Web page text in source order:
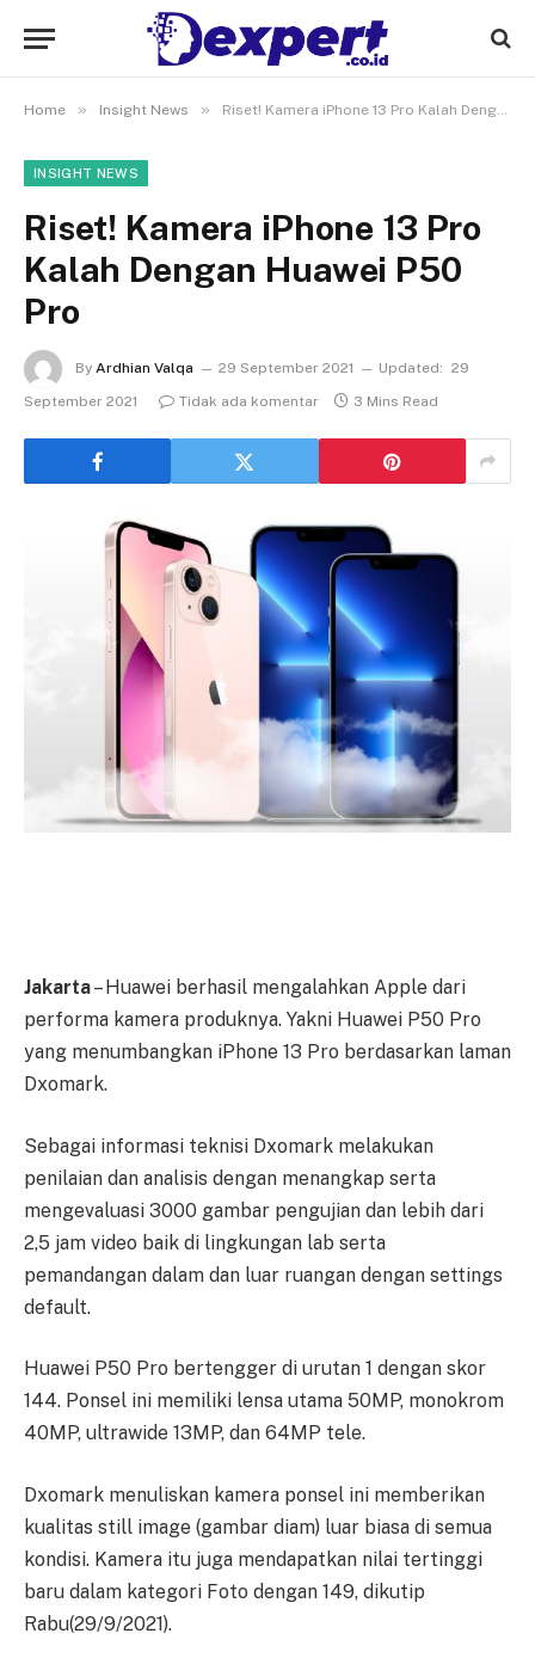
Home » Insight News » Riset! Kamera iPhone 13 Pro Kalah Dengan Huawei P50 Pro
INSIGHT NEWS
Riset! Kamera iPhone 13 Pro
Kalah Dengan Huawei P50
Pro
By Ardhian Valqa 29 September 2021 Updated: 29
September 2021
Tidak ada komentar 3 Mins Read
Jakarta– Huawei berhasil mengalahkan Apple dari
performa kamera produknya. Yakni Huawei P50 Pro
yang menumbangkan iPhone 13 Pro berdasarkan laman
Dxomark.
Sebagai informasi teknisi Dxomark melakukan
penilaian dan analisis dengan menangkap serta
mengevaluasi 3000 gambar pengujian dan lebih dari
2,5 jam video baik di lingkungan lab serta
pemandangan dalam dan luar ruangan dengan settings
default.
Huawei P50 Pro bertengger di urutan 1 dengan skor
144. Ponsel ini memiliki lensa utama 50MP, monokrom
40MP, ultrawide 13MP, dan 64MP tele.
Dxomark menuliskan kamera ponsel ini memberikan
kualitas still image (gambar diam) luar biasa di semua
kondisi. Kamera itu juga mendapatkan nilai tertinggi
baru dalam kategori Foto dengan 149, dikutip
Rabu(29/9/2021).